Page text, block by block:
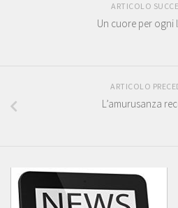
ARTICOLO
Un cuore per ogni
ARTICOLO
L’amurusanza